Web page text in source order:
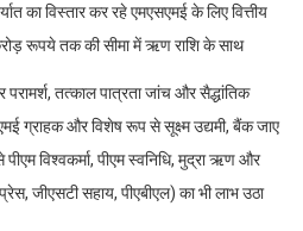
का विस्तार कर रहे एमएसएमई के लिए वित्तीय
रूपये तक की सीमा में ऋण राशि के साथ
परामर्श, तत्काल पात्रता जांच और सैद्धांतिक
ग्राहक और विशेष रूप से सूक्ष्म उद्यमी, बैंक जाए
विश्वकर्मा, पीएम स्वनिधि, मुद्रा ऋण और
जीएसटी सहाय, पीएबीएल) का भी लाभ उठा